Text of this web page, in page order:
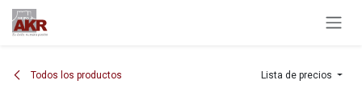
Ir al contenido
Todos los productos Lista de precios